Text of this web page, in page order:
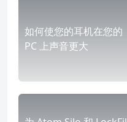
如何使您的耳机在您的
PC 上声音更大